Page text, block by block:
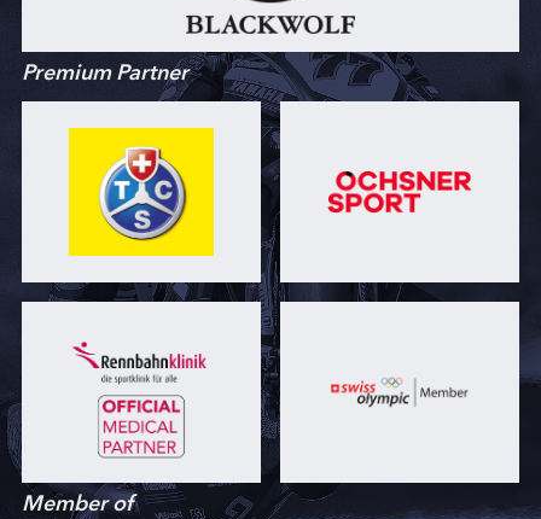
Premium Partner
Member of